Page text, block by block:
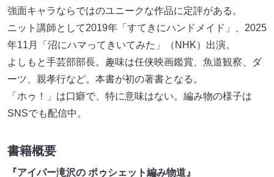
強面キャラならではのユニークな作品に定評がある。
ニット講師として2019年「すてきにハンドメイド」、2025
年11月「沼にハマってきいてみた」（NHK）出演。
よしもと手芸部部長。趣味は任侠映画鑑賞、魚道観察、ダ
ーツ、親孝行など。本書が初の著書となる。
「ホゥ！」は口癖で、特に意味はない。編み物の様子は
SNSでも配信中。
書籍概要
『アイパー滝沢の ポゥシェット編み物道』